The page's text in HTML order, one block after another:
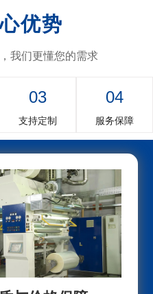
优势
我们更懂您的需求
03
支持定制
04
服务保障